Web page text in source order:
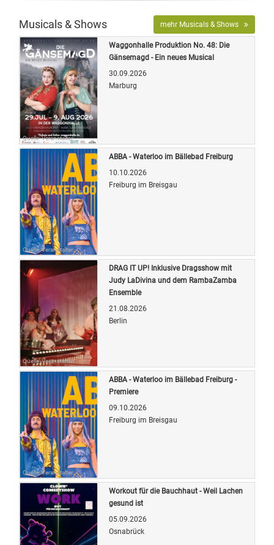
Musicals & Shows mehr Musicals & Shows
Quelle: Veranstalter
Waggonhalle Produktion No. 48: Die
Gänsemagd - Ein neues Musical
30.09.2026
Marburg
Quelle: Veranstalter
ABBA - Waterloo im Bällebad Freiburg
10.10.2026
Freiburg im Breisgau
Quelle: Veranstalter
DRAG IT UP! Inklusive Dragsshow mit
Judy LaDivina und dem RambaZamba
Ensemble
21.08.2026
Berlin
Quelle: Veranstalter
ABBA - Waterloo im Bällebad Freiburg -
Premiere
09.10.2026
Freiburg im Breisgau
Workout für die Bauchhaut - Weil Lachen
gesund ist
05.09.2026
Osnabrück